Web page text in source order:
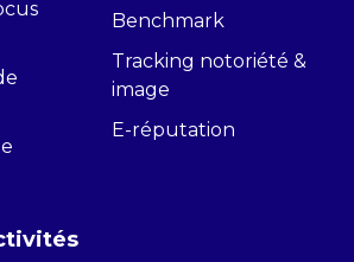
Benchmark
Tracking notoriété &
image
E-réputation